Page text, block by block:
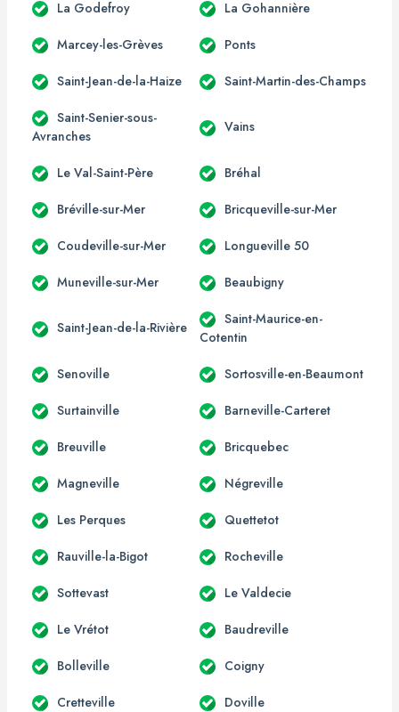
La Godefroy La Gohannière
Marcey-les-Grèves Ponts
Saint-Jean-de-la-Haize Saint-Martin-des-Champs
Saint-Senier-sous-
Avranches
Vains
Le Val-Saint-Père Bréhal
Bréville-sur-Mer Bricqueville-sur-Mer
Coudeville-sur-Mer Longueville 50
Muneville-sur-Mer Beaubigny
Saint-Jean-de-la-Rivière
Saint-Maurice-en-
Cotentin
Senoville Sortosville-en-Beaumont
Surtainville Barneville-Carteret
Breuville Bricquebec
Magneville Négreville
Les Perques Quettetot
Rauville-la-Bigot Rocheville
Sottevast Le Valdecie
Le Vrétot Baudreville
Bolleville Coigny
Cretteville Doville